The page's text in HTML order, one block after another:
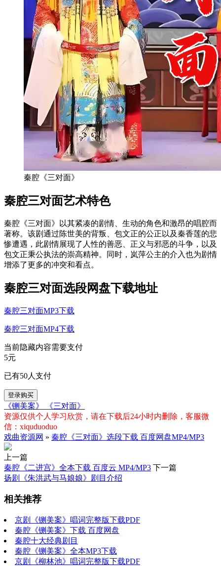
秦腔《三对面》
‌秦腔三对面艺术特色‌
秦腔《三对面》以其紧凑的剧情、生动的角色和激昂的唱腔而
著称。该剧通过陈世美的背叛、包文正的公正以及秦香莲的悲
惨遭遇，此剧情展现了人性的善恶、正义与邪恶的斗争，以及
包文正秉公执法的崇高精神。同时，岚萍公主的介入也为剧情
增添了更多的冲突和看点‌。
‌秦腔三对面选段网盘下载地址
‌秦腔三对面MP3下载
‌秦腔三对面MP4下载
当前隐藏内容需要支付
5元
已有50人支付
登录购买
《铡美案》
《三对面》
资源仅供个人学习欣赏，请在下载后24小时内删除，客服微
信：xiquduoduo
戏曲资源网 » 秦腔《三对面》选段下载 百度网盘MP4/MP3
上一篇
秦腔《二进宫》全本下载 百度云 MP4/MP3 下一篇
扬剧《朱洪武与马娘娘》剧目介绍
相关推荐
京剧《铡美案》唱词完整版下载PDF
秦腔《铡美案》下载 百度网盘
秦腔十大经典剧目
秦腔《铡美案》全本MP3下载
京剧《柳林池》唱词完整版下载PDF